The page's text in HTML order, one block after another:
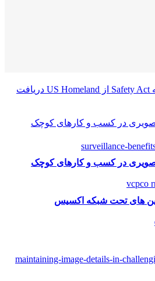
Security Center جنتک تائیدیه Safety Act از US Homeland دریافت
تصویری در کسب و کارهای کوچک
تصویری در کسب و کارهای کوچک
های تحت شبکه اکسیس